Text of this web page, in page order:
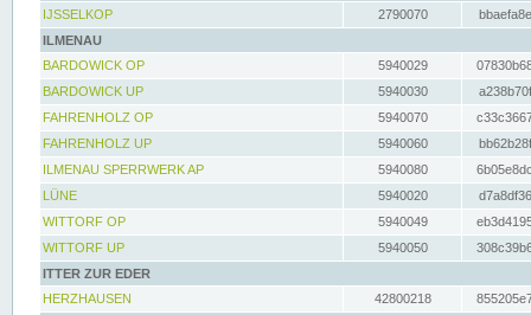
IJSSELKOP
2790070
ILMENAU
BARDOWICK OP
5940029
BARDOWICK UP
5940030
FAHRENHOLZ OP
5940070
FAHRENHOLZ UP
5940060
ILMENAU SPERRWERK AP
5940080
LÜNE
5940020
WITTORF OP
5940049
WITTORF UP
5940050
ITTER ZUR EDER
HERZHAUSEN
42800218